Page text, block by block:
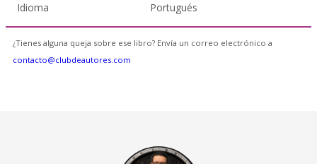
Idioma Portugués
¿Tienes alguna queja sobre ese libro? Envía un correo electrónico a
contacto@clubdeautores.com